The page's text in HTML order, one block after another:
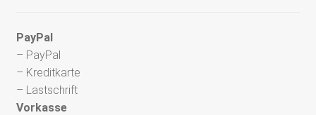
PayPal
– PayPal
– Kreditkarte
– Lastschrift
Vorkasse